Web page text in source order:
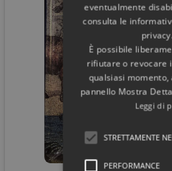
eventualmente
consulta le
privacy.
È possibile
rifiutare o revocare
qualsiasi momento,
pannello Mostra
Leggi di
STRETTAMENTE
PERFORMANCE